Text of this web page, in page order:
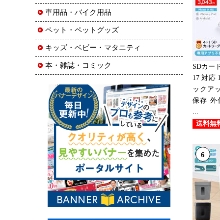
SDカー
17 対応
ックア
保存 外
...
送料無
6
車用品・バイク用品
ペット・ペットグッズ
キッズ・ベビー・マタニティ
本・雑誌・コミック